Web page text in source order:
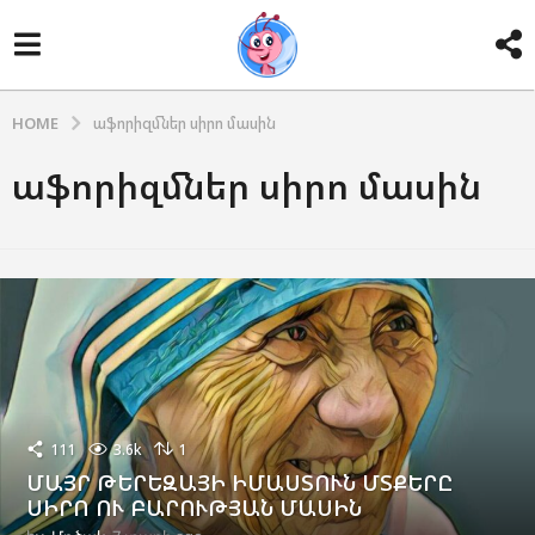
HOME աֆորիզմներ սիրո մասին
աֆորիզմներ սիրո մասին
111 3.6k 1
ՄԱՅՐ ԹԵՐԵԶԱՅԻ ԻՄԱՍՏՈՒՆ ՄՏՔԵՐԸ
ՍԻՐՈ ՈՒ ԲԱՐՈՒԹՅԱՆ ՄԱՍԻՆ